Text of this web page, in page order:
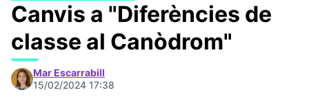
Canvis a "Diferències de
classe al Canòdrom"
Mar Escarrabill
15/02/2024 17:38